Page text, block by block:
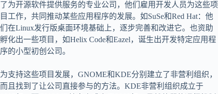
了为开源软件提供服务的专业公司，他们雇用开发人员为这些项
目工作，共同推动某些应用程序的发展。如SuSe和Red Hat：他
们在Linux发行版桌面环境基础上，逐步完善和改进它。也资助
孵化出一些项目，如Helix Code和Eazel，诞生出开发特定应用程
序的小型初创公司。
为支持这些项目发展，GNOME和KDE分别建立了非营利组织，
而且找到了让公司直接参与的方法。KDE非营利组织成立于